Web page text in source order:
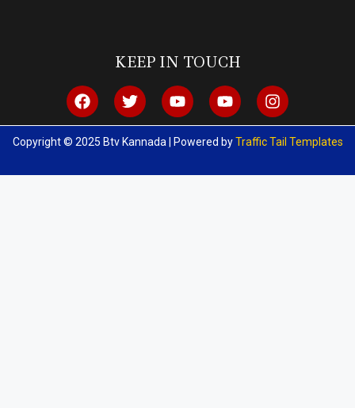
KEEP IN TOUCH
Copyright © 2025 Btv Kannada | Powered byTraffic Tail Templates